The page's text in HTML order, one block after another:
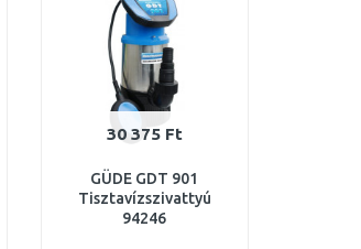
30 375 Ft
GÜDE GDT 901
Tisztavízszivattyú
94246